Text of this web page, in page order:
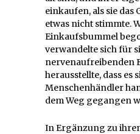
einkaufen, als sie das
etwas nicht stimmte.
Einkaufsbummel
verwandelte sich für
nervenaufreibenden
herausstellte, dass es
Menschenhändler
dem Weg gegangen
In Ergänzung zu